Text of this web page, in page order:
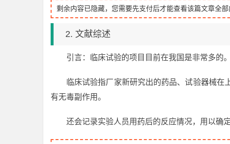
剩余内容已隐藏，您需要先支付后才能查看该篇文章全部
2. 文献综述
引言：临床试验的项目目前在我国是非常多的。
临床试验指厂家新研究出的药品、试验器械在
有无毒副作用。
还会记录实验人员用药后的反应情况，用以确